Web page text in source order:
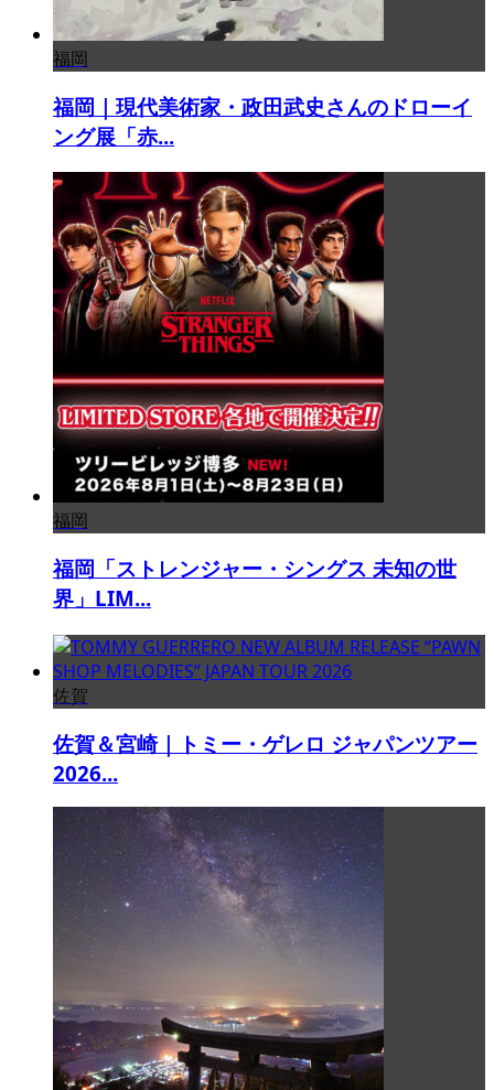
福岡
福岡｜現代美術家・政田武史さんのドローイ
ング展「赤...
福岡
福岡「ストレンジャー・シングス 未知の世
界」LIM...
佐賀
佐賀＆宮崎｜トミー・ゲレロ ジャパンツアー
2026...